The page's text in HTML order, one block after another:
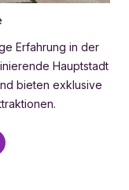
Erfahrung in der
Hauptstadt
bieten exklusive